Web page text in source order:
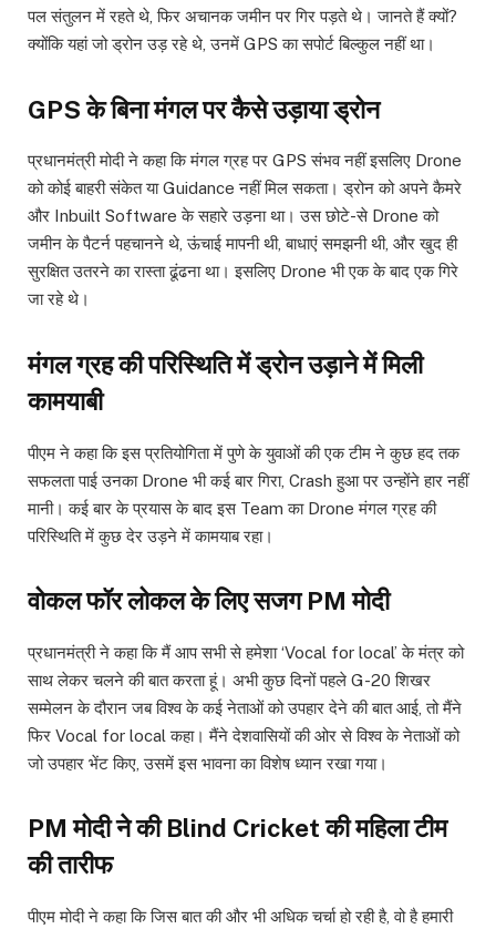
पल संतुलन में रहते थे, फिर अचानक जमीन पर गिर पड़ते थे। जानते हैं क्यों?
क्योंकि यहां जो ड्रोन उड़ रहे थे, उनमें GPS का सपोर्ट बिल्कुल नहीं था।
GPS के बिना मंगल पर कैसे उड़ाया ड्रोन
प्रधानमंत्री मोदी ने कहा कि मंगल ग्रह पर GPS संभव नहीं इसलिए Drone
को कोई बाहरी संकेत या Guidance नहीं मिल सकता। ड्रोन को अपने कैमरे
और Inbuilt Software के सहारे उड़ना था। उस छोटे-से Drone को
जमीन के पैटर्न पहचानने थे, ऊंचाई मापनी थी, बाधाएं समझनी थी, और खुद ही
सुरक्षित उतरने का रास्ता ढूंढना था। इसलिए Drone भी एक के बाद एक गिरे
जा रहे थे।
मंगल ग्रह की परिस्थिति में ड्रोन उड़ाने में मिली
कामयाबी
पीएम ने कहा कि इस प्रतियोगिता में पुणे के युवाओं की एक टीम ने कुछ हद तक
सफलता पाई उनका Drone भी कई बार गिरा, Crash हुआ पर उन्होंने हार नहीं
मानी। कई बार के प्रयास के बाद इस Team का Drone मंगल ग्रह की
परिस्थिति में कुछ देर उड़ने में कामयाब रहा।
वोकल फॉर लोकल के लिए सजग PM मोदी
प्रधानमंत्री ने कहा कि मैं आप सभी से हमेशा ‘Vocal for local’ के मंत्र को
साथ लेकर चलने की बात करता हूं। अभी कुछ दिनों पहले G-20 शिखर
सम्मेलन के दौरान जब विश्व के कई नेताओं को उपहार देने की बात आई, तो मैंने
फिर Vocal for local कहा। मैंने देशवासियों की ओर से विश्व के नेताओं को
जो उपहार भेंट किए, उसमें इस भावना का विशेष ध्यान रखा गया।
PM मोदी ने की Blind Cricket की महिला टीम
की तारीफ
पीएम मोदी ने कहा कि जिस बात की और भी अधिक चर्चा हो रही है, वो है हमारी